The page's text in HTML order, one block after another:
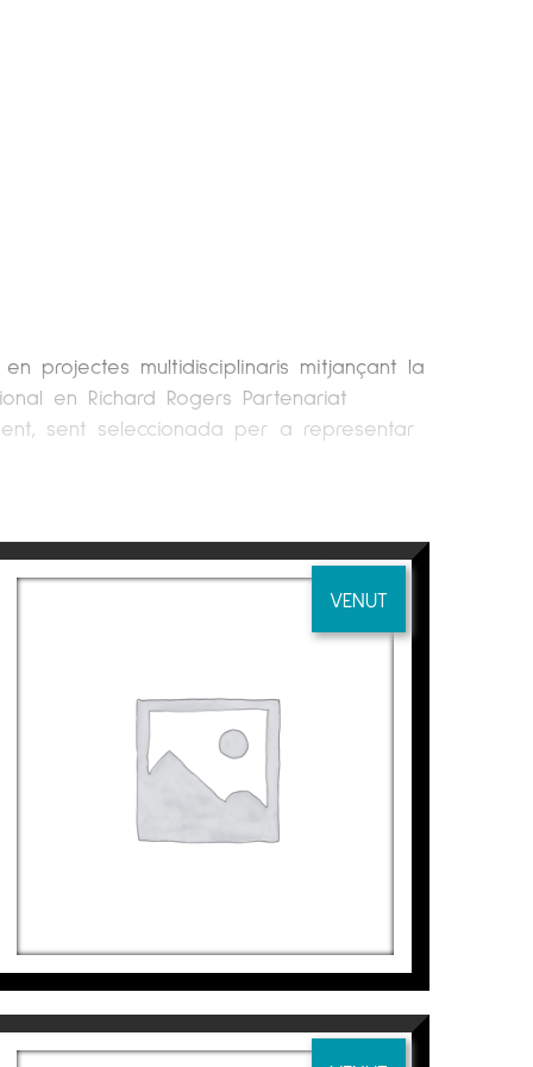
projectes multidisciplinaris mitjançant la
en Richard Rogers Partenariat
sent seleccionada per a representar
VENUT
MAR ORO I
Jaime Sicilia
4.000